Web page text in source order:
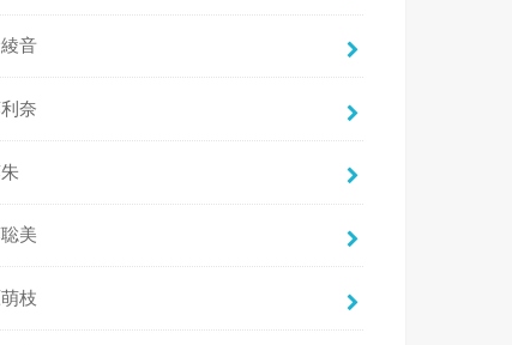
音
奈
美
枝